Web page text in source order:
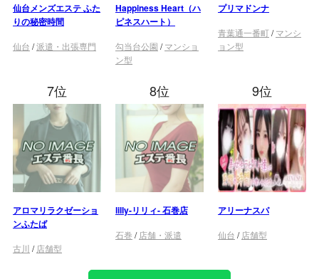
仙台メンズエステ ふた
りの秘密時間
仙台 /派遣・出張専門
Happiness Heart（ハ
ピネスハート）
勾当台公園 /マンショ
ン型
プリマドンナ
青葉通一番町/マンシ
ョン型
7位
アロマリラクゼーショ
ンふたば
古川 / 店舗型
8位
lilly-リリィ- 石巻店
石巻 / 店舗・派遣
9位
アリーナスパ
仙台 / 店舗型